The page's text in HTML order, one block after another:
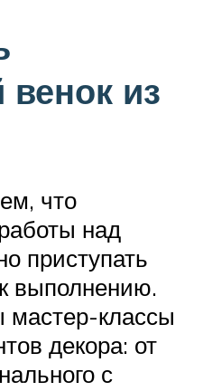
венок из
что
над
приступать
выполнению.
классы
декора: от
с